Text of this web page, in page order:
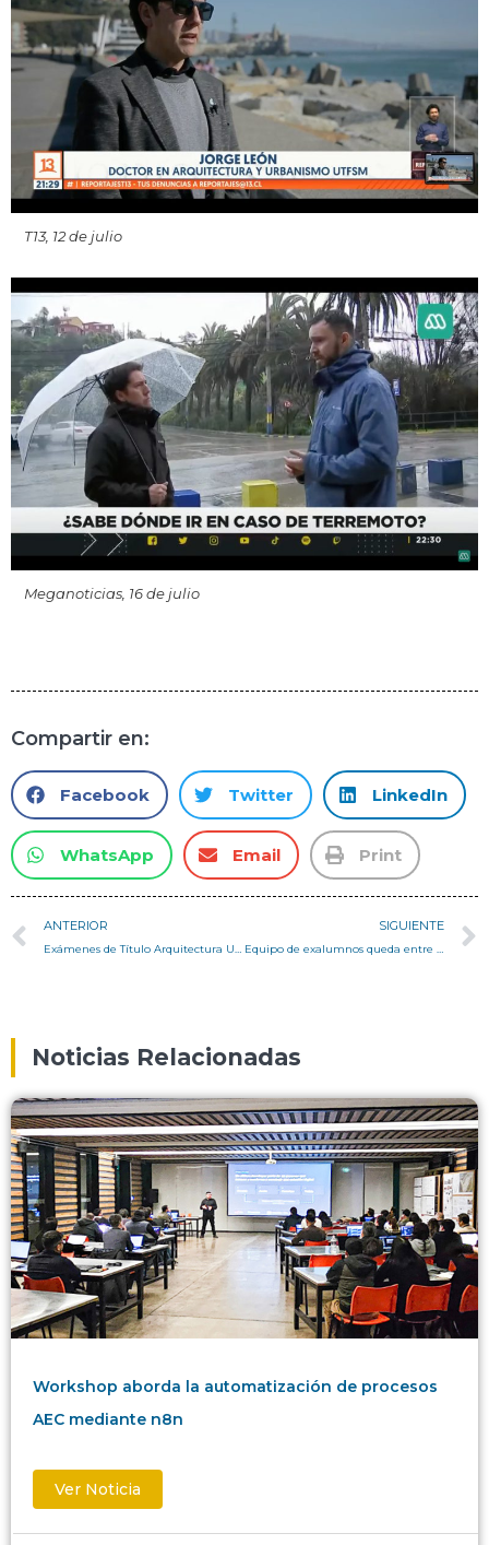
T13, 12 de julio
Meganoticias, 16 de julio
Compartir en:
Facebook Twitter LinkedIn
WhatsApp Email Print
ANTERIOR SIGUIENTE
Noticias Relacionadas
Workshop aborda la automatización de procesos
AEC mediante n8n
Ver Noticia